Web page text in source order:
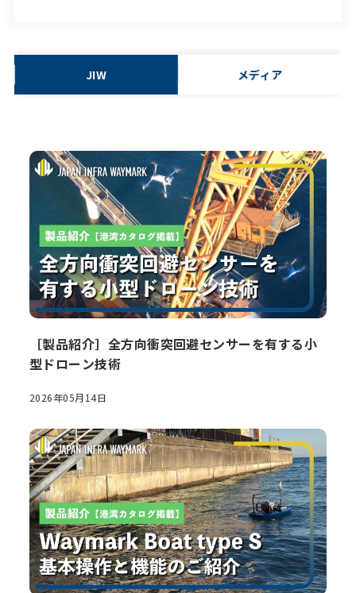
JIW メディア
［製品紹介］全方向衝突回避センサーを有する小
型ドローン技術
2026年05月14日